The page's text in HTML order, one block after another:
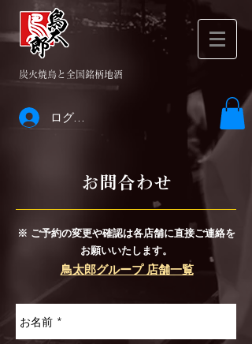
​炭火焼鳥と全国銘柄地酒
ログイン
​お問合わせ
※ ご予約の変更や確認は各店舗に直接ご連絡を
お願いいたします。
鳥太郎グループ ​店舗一覧